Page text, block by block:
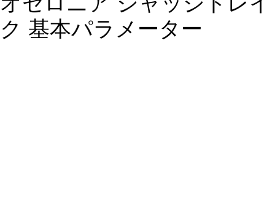
ク 基本パラメーター